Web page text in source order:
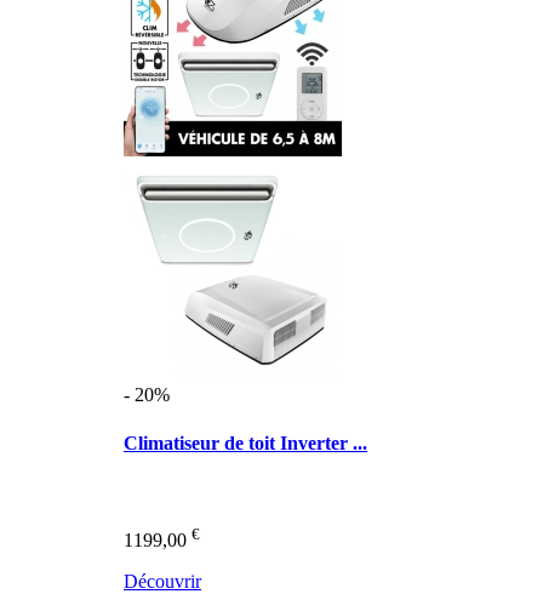
- 20%
Climatiseur de toit Inverter ...
1199,00 €
Découvrir